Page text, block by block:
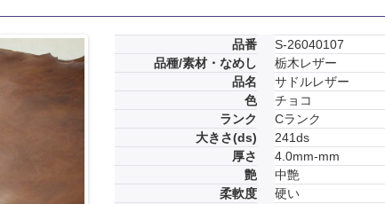
品番
S-26040107
品種/素材・なめし
栃木レザー
品名
サドルレザー
色
チョコ
ランク
Cランク
大きさ(ds)
241ds
厚さ
4.0mm-mm
艶
中艶
柔軟度
硬い